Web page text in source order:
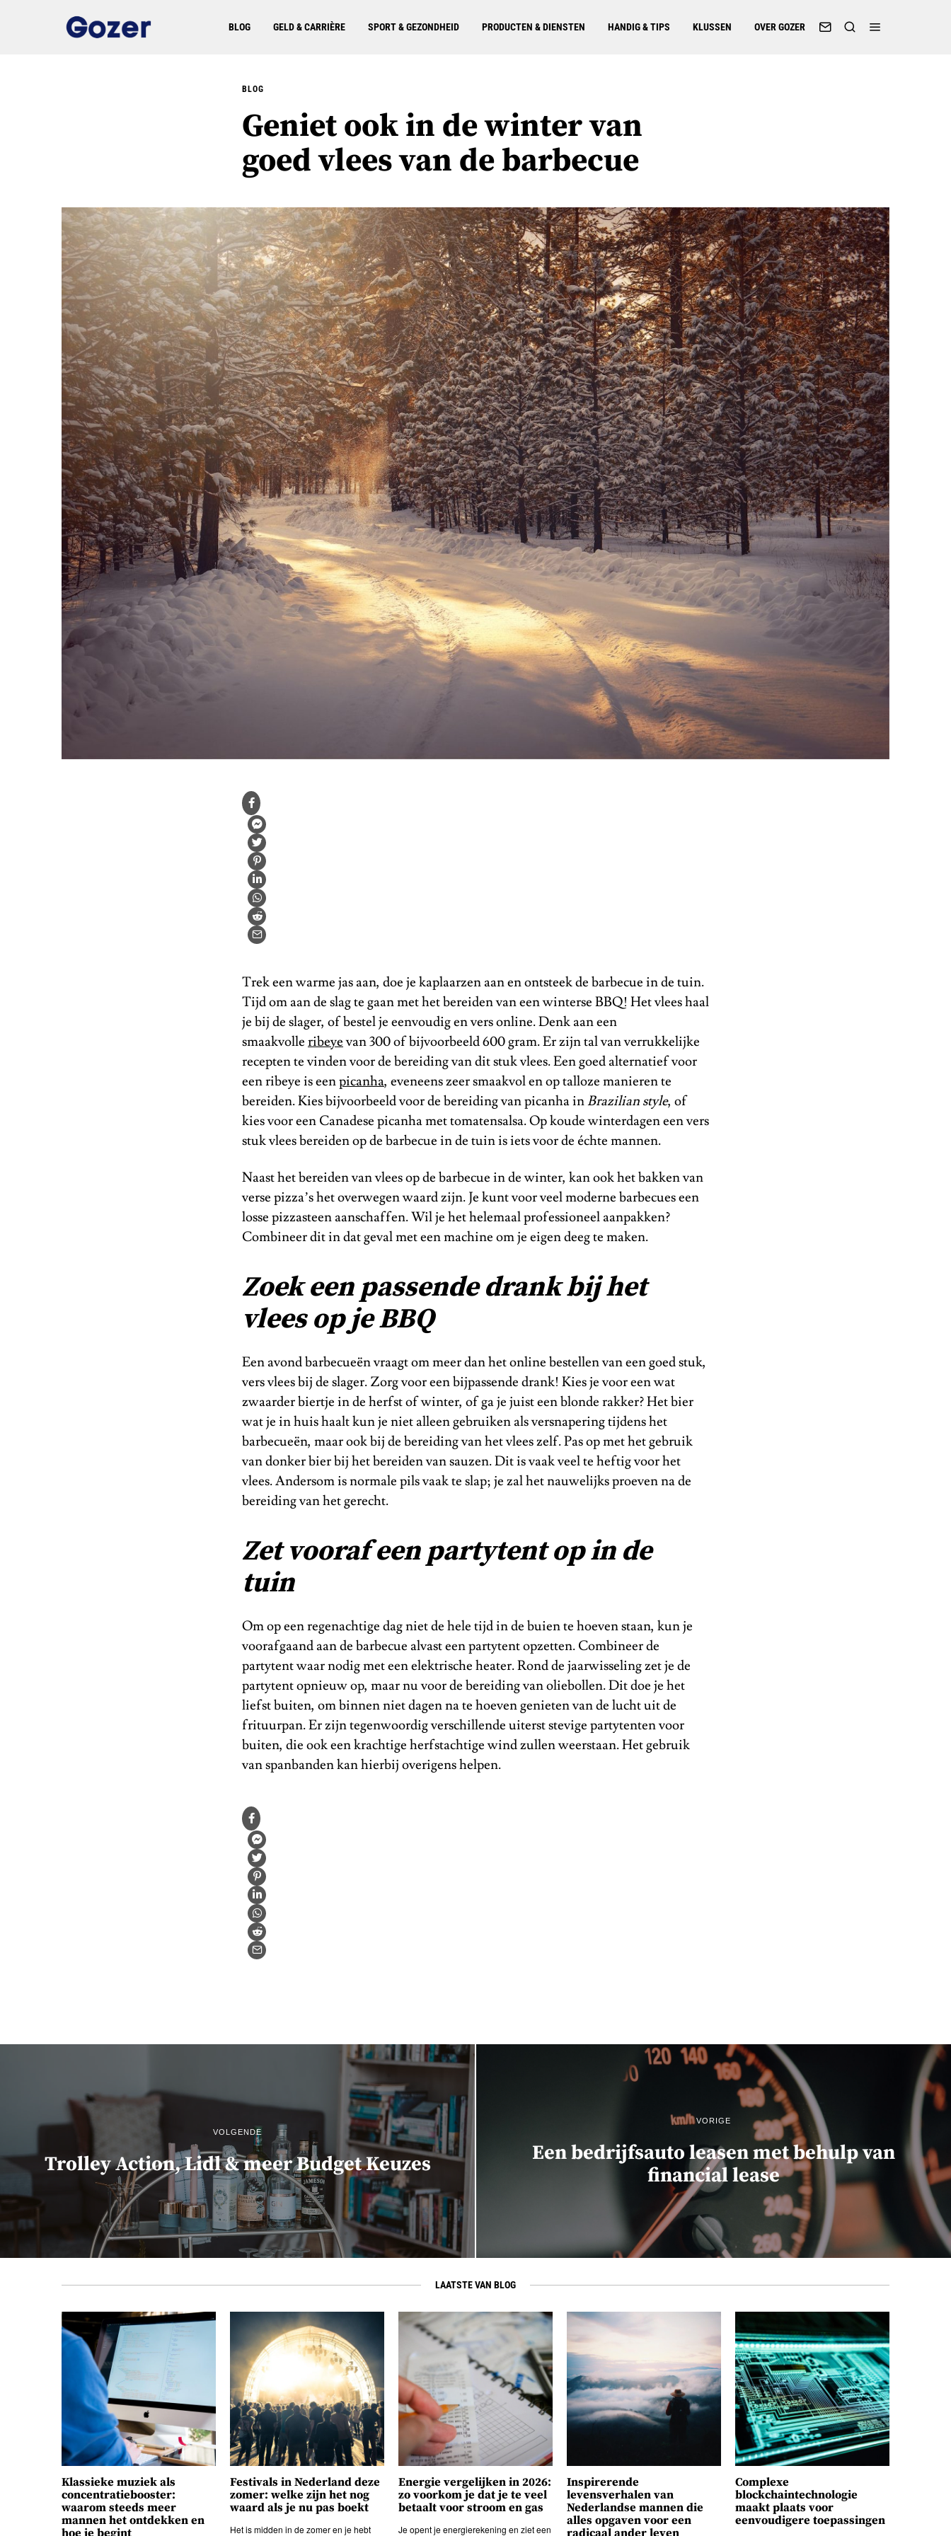
BLOG GELD & CARRIÈRE SPORT & GEZONDHEID PRODUCTEN & DIENSTEN HANDIG & TIPS KLUSSEN OVER GOZER
BLOG
Geniet ook in de winter van
goed vlees van de barbecue
Trek een warme jas aan, doe je kaplaarzen aan en ontsteek de barbecue in de tuin.
Tijd om aan de slag te gaan met het bereiden van een winterse BBQ! Het vlees haal
je bij de slager, of bestel je eenvoudig en vers online. Denk aan een
smaakvolle ribeyevan 300 of bijvoorbeeld 600 gram. Er zijn tal van verrukkelijke
recepten te vinden voor de bereiding van dit stuk vlees. Een goed alternatief voor
een ribeye is eenpicanha, eveneens zeer smaakvol en op talloze manieren te
bereiden. Kies bijvoorbeeld voor de bereiding van picanha inBrazilian style, of
kies voor een Canadese picanha met tomatensalsa. Op koude winterdagen een vers
stuk vlees bereiden op de barbecue in de tuin is iets voor de échte mannen.
Naast het bereiden van vlees op de barbecue in de winter, kan ook het bakken van
verse pizza’s het overwegen waard zijn. Je kunt voor veel moderne barbecues een
losse pizzasteen aanschaffen. Wil je het helemaal professioneel aanpakken?
Combineer dit in dat geval met een machine om je eigen deeg te maken.
Zoek een passende drank bij het
vlees op je BBQ
Een avond barbecueën vraagt om meer dan het online bestellen van een goed stuk,
vers vlees bij de slager. Zorg voor een bijpassende drank! Kies je voor een wat
zwaarder biertje in de herfst of winter, of ga je juist een blonde rakker? Het bier
wat je in huis haalt kun je niet alleen gebruiken als versnapering tijdens het
barbecueën, maar ook bij de bereiding van het vlees zelf. Pas op met het gebruik
van donker bier bij het bereiden van sauzen. Dit is vaak veel te heftig voor het
vlees. Andersom is normale pils vaak te slap; je zal het nauwelijks proeven na de
bereiding van het gerecht.
Zet vooraf een partytent op in de
tuin
Om op een regenachtige dag niet de hele tijd in de buien te hoeven staan, kun je
voorafgaand aan de barbecue alvast een partytent opzetten. Combineer de
partytent waar nodig met een elektrische heater. Rond de jaarwisseling zet je de
partytent opnieuw op, maar nu voor de bereiding van oliebollen. Dit doe je het
liefst buiten, om binnen niet dagen na te hoeven genieten van de lucht uit de
frituurpan. Er zijn tegenwoordig verschillende uiterst stevige partytenten voor
buiten, die ook een krachtige herfstachtige wind zullen weerstaan. Het gebruik
van spanbanden kan hierbij overigens helpen.
VOLGENDE
Trolley Action, Lidl & meer Budget Keuzes
VORIGE
Een bedrijfsauto leasen met behulp van
financial lease
LAATSTE VAN BLOG
Klassieke muziek als
concentratiebooster:
waarom steeds meer
mannen het ontdekken en
Festivals in Nederland deze
zomer: welke zijn het nog
waard als je nu pas boekt
Het is midden in de zomer en je hebt
Energie vergelijken in 2026:
zo voorkom je dat je te veel
betaalt voor stroom en gas
Je opent je energierekening en ziet een
Inspirerende
levensverhalen van
Nederlandse mannen die
alles opgaven voor een
Complexe
blockchaintechnologie
maakt plaats voor
eenvoudigere toepassingen